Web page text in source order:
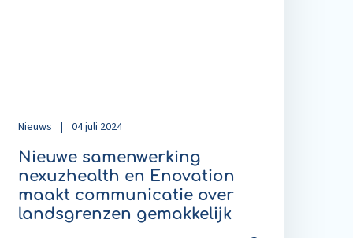
Nieuws | 04 juli 2024
Nieuwe samenwerking
nexuzhealth en Enovation
maakt communicatie over
landsgrenzen gemakkelijk
gemakkelijk